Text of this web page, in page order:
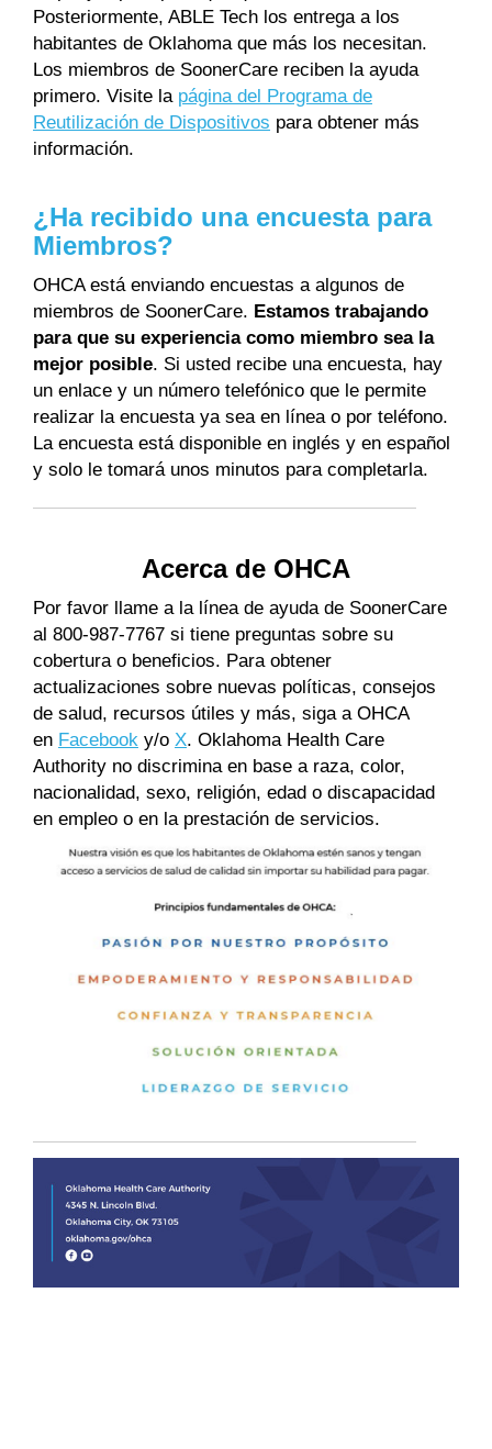
Posteriormente, ABLE Tech los entrega a los
habitantes de Oklahoma que más los necesitan.
Los miembros de SoonerCare reciben la ayuda
primero. Visite la página del Programa de
Reutilización de Dispositivos para obtener más
información.
¿Ha recibido una encuesta para
Miembros?
OHCA está enviando encuestas a algunos de
miembros de SoonerCare. Estamos trabajando
para que su experiencia como miembro sea la
mejor posible. Si usted recibe una encuesta, hay
un enlace y un número telefónico que le permite
realizar la encuesta ya sea en línea o por teléfono.
La encuesta está disponible en inglés y en español
y solo le tomará unos minutos para completarla.
Acerca de OHCA
Por favor llame a la línea de ayuda de SoonerCare
al 800-987-7767 si tiene preguntas sobre su
cobertura o beneficios. Para obtener
actualizaciones sobre nuevas políticas, consejos
de salud, recursos útiles y más, siga a OHCA
en Facebook y/o X. Oklahoma Health Care
Authority no discrimina en base a raza, color,
nacionalidad, sexo, religión, edad o discapacidad
en empleo o en la prestación de servicios.